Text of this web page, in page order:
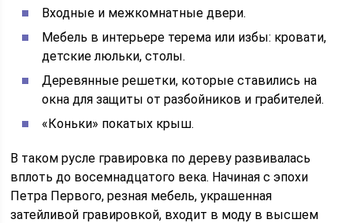
Входные и межкомнатные двери.
Мебель в интерьере терема или избы: кровати,
детские люльки, столы.
Деревянные решетки, которые ставились на
окна для защиты от разбойников и грабителей.
«Коньки» покатых крыш.
В таком русле гравировка по дереву развивалась
вплоть до восемнадцатого века. Начиная с эпохи
Петра Первого, резная мебель, украшенная
затейливой гравировкой, входит в моду в высшем